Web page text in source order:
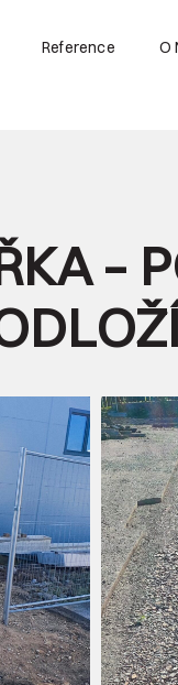
Reference O
–